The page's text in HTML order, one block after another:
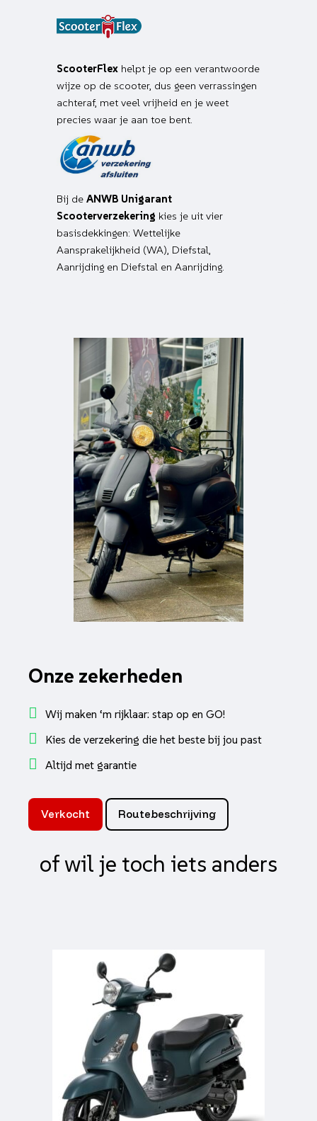
ScooterFlex helpt je op een verantwoorde
wijze op de scooter, dus geen verrassingen
achteraf, met veel vrijheid en je weet
precies waar je aan toe bent.
Bij de ANWB Unigarant
Scooterverzekering kies je uit vier
basisdekkingen: Wettelijke
Aansprakelijkheid (WA), Diefstal,
Aanrijding en Diefstal en Aanrijding.
Onze zekerheden
Wij maken ‘m rijklaar: stap op en GO!
Kies de verzekering die het beste bij jou past
Altijd met garantie
Verkocht Routebeschrijving
of wil je toch iets anders